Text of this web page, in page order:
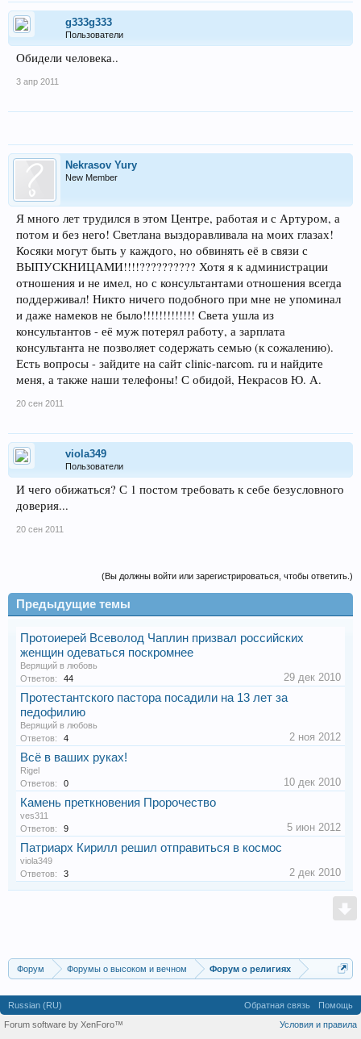
g333g333
Пользователи
Обидели человека..
3 апр 2011
Nekrasov Yury
New Member
Я много лет трудился в этом Центре, работая и с Артуром, а
потом и без него! Светлана выздоравливала на моих глазах!
Косяки могут быть у каждого, но обвинять её в связи с
ВЫПУСКНИЦАМИ!!!!?????????? Хотя я к администрации
отношения и не имел, но с консультантами отношения всегда
поддерживал! Никто ничего подобного при мне не упоминал
и даже намеков не было!!!!!!!!!!!!! Света ушла из
консультантов - её муж потерял работу, а зарплата
консультанта не позволяет содержать семью (к сожалению).
Есть вопросы - зайдите на сайт clinic-narcom. ru и найдите
меня, а также наши телефоны! С обидой, Некрасов Ю. А.
20 сен 2011
viola349
Пользователи
И чего обижаться? С 1 постом требовать к себе безусловного
доверия...
20 сен 2011
(Вы должны войти или зарегистрироваться, чтобы ответить.)
Предыдущие темы
Протоиерей Всеволод Чаплин призвал российских
женщин одеваться поскромнее
Верящий в любовь
Ответов:
44 29 дек 2010
Протестантского пастора посадили на 13 лет за
педофилию
Верящий в любовь
Ответов:
4 2 ноя 2012
Всё в ваших руках!
Rigel
Ответов:
0 10 дек 2010
Камень преткновения Пророчество
ves311
Ответов:
9 5 июн 2012
Патриарх Кирилл решил отправиться в космос
viola349
Ответов:
3 2 дек 2010
Форум Форумы о высоком и вечном Форум о религиях
Russian (RU) Обратная связь
Помощь
Условия и правила
Forum software by XenForo™